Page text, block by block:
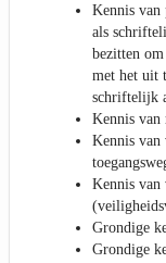
Kennis van
als
bezitten
met het uit
schriftelijk
Kennis van
Kennis van
Kennis van
Grondige
Grondige